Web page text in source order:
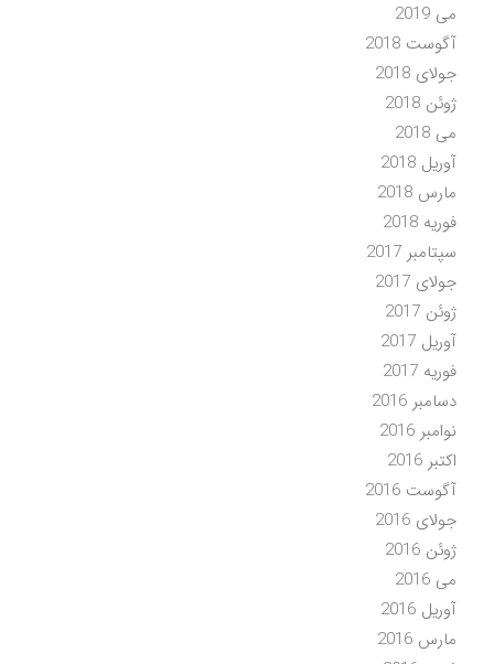
می 2019
آگوست 2018
جولای 2018
ژوئن 2018
می 2018
آوریل 2018
مارس 2018
فوریه 2018
سپتامبر 2017
جولای 2017
ژوئن 2017
آوریل 2017
فوریه 2017
دسامبر 2016
نوامبر 2016
اکتبر 2016
آگوست 2016
جولای 2016
ژوئن 2016
می 2016
آوریل 2016
مارس 2016